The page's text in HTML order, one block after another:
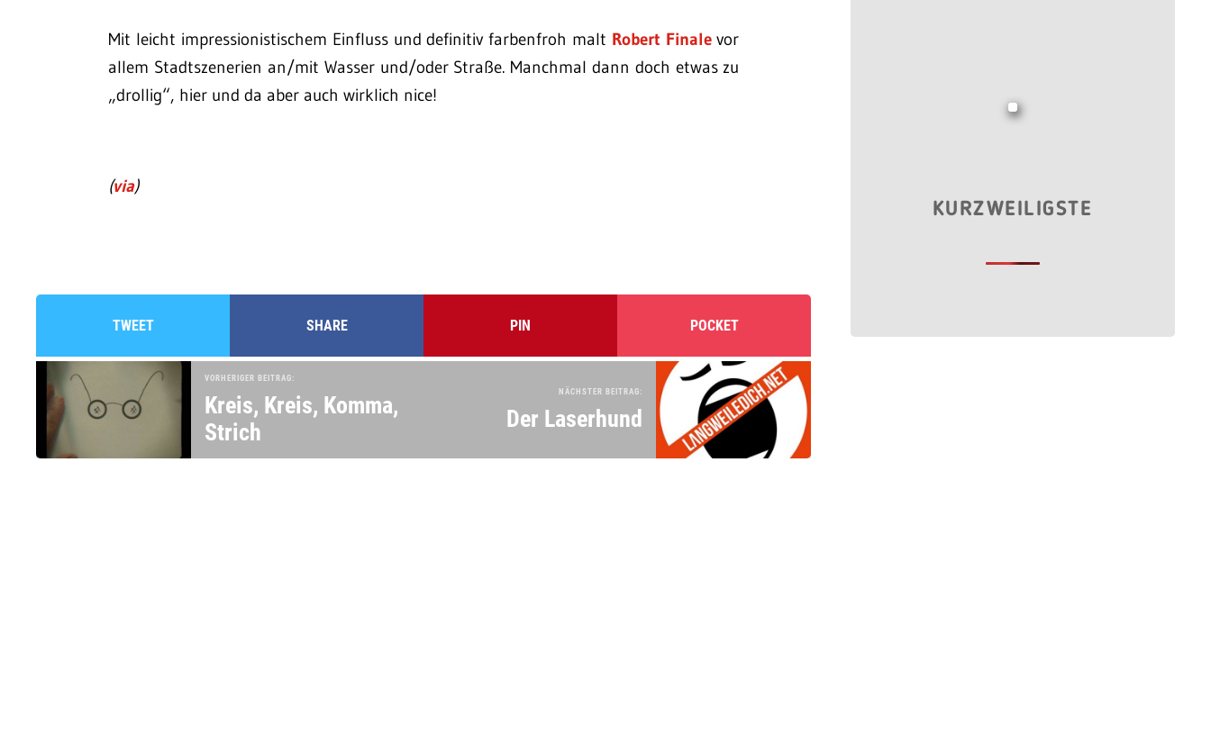
Mit leicht impressionistischem Einfluss und definitiv farbenfroh malt Robert Finalevor
allem Stadtszenerien an/mit Wasser und/oder Straße. Manchmal dann doch etwas zu
„drollig“, hier und da aber auch wirklich nice!
(via)
TWEET SHARE PIN POCKET
VORHERIGER BEITRAG:
Kreis, Kreis, Komma,
Strich
NÄCHSTER BEITRAG:
Der Laserhund
KURZWEILIGSTE